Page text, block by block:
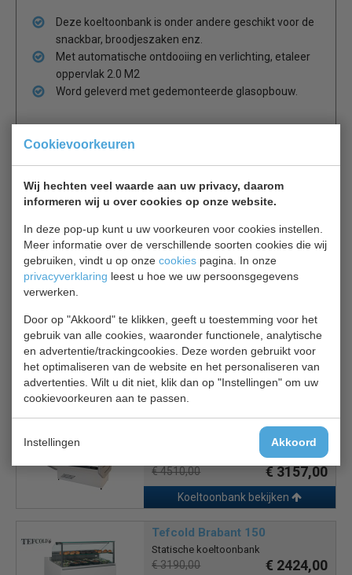
Cookievoorkeuren
Wij hechten veel waarde aan uw privacy, daarom
informeren wij u over cookies op onze website.
In deze pop-up kunt u uw voorkeuren voor cookies instellen.
Meer informatie over de verschillende soorten cookies die wij
gebruiken, vindt u op onze cookies pagina. In onze
privacyverklaring leest u hoe we uw persoonsgegevens
verwerken.
Door op "Akkoord" te klikken, geeft u toestemming voor het
gebruik van alle cookies, waaronder functionele, analytische
en advertentie/trackingcookies. Deze worden gebruikt voor
het optimaliseren van de website en het personaliseren van
advertenties. Wilt u dit niet, klik dan op "Instellingen" om uw
cookievoorkeuren aan te passen.
Instellingen Akkoord
Deze koeltoonbank is onder andere geschikt voor de
snackbar, broodjeszaken enz.
Met automatische ontdooiing en verlichting, etaleer
oppervlak 2.0 M2
Word geleverd met gedemonteerde glasopbouw.
Is dit iets voor jou?
Tefcold Brabant 250B
Statische koeltoonbank
€ 4540,00 € 3349,00
Koeltoonbank bekijken
Combisteel 7077.0110
Koeltoonbank
€ 4150,00 € 2905,00
Koeltoonbank bekijken
Combisteel 7486.0030 Owen
Statische koeltoonbank
€ 4510,00 € 3157,00
Koeltoonbank bekijken
Tefcold Brabant 150
Statische koeltoonbank
€ 3190,00 € 2424,00